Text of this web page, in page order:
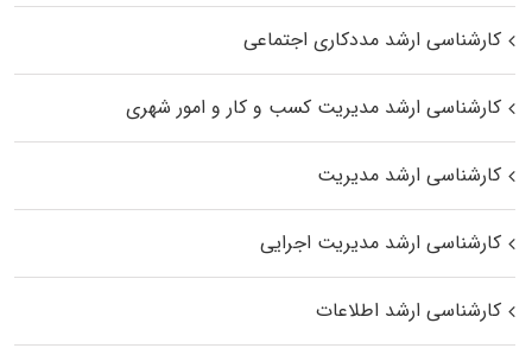
کارشناسی ارشد مددکاری اجتماعی
کارشناسی ارشد مدیریت کسب و کار و امور شهری
کارشناسی ارشد مدیریت
کارشناسی ارشد مدیریت اجرایی
کارشناسی ارشد اطلاعات